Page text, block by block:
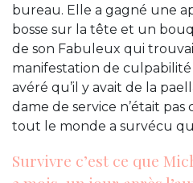
bureau. Elle a gagné une
bosse sur la tête et un
de son Fabuleux qui
manifestation de culpabilité
avéré qu’il y avait de la
dame de service n’était pas
tout le monde a survécu
Survivre c’est ce que